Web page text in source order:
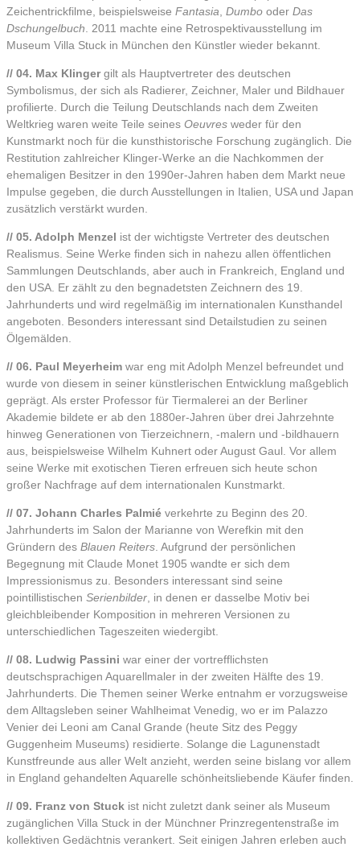
Zeichentrickfilme, beispielsweise Fantasia Dumbo oder Das
Dschungelbuch . 2011 machte eine Retrospektivausstellung im
Museum Villa Stuck in München den Künstler wieder bekannt.
// 04. Max Klingergilt als Hauptvertreter des deutschen
Symbolismus, der sich als Radierer, Zeichner, Maler und Bildhauer
profilierte. Durch die Teilung Deutschlands nach dem Zweiten
Weltkrieg waren weite Teile seines Oeuvres weder für den
Kunstmarkt noch für die kunsthistorische Forschung zugänglich. Die
Restitution zahlreicher Klinger-Werke an die Nachkommen der
ehemaligen Besitzer in den 1990er-Jahren haben dem Markt neue
Impulse gegeben, die durch Ausstellungen in Italien, USA und Japan
zusätzlich verstärkt wurden.
// 05. Adolph Menzel ist der wichtigste Vertreter des deutschen
Realismus. Seine Werke finden sich in nahezu allen öffentlichen
Sammlungen Deutschlands, aber auch in Frankreich, England und
den USA. Er zählt zu den begnadetsten Zeichnern des 19.
Jahrhunderts und wird regelmäßig im internationalen Kunsthandel
angeboten. Besonders interessant sind Detailstudien zu seinen
Ölgemälden.
// 06. Paul Meyerheim war eng mit Adolph Menzel befreundet und
wurde von diesem in seiner künstlerischen Entwicklung maßgeblich
geprägt. Als erster Professor für Tiermalerei an der Berliner
Akademie bildete er ab den 1880er-Jahren über drei Jahrzehnte
hinweg Generationen von Tierzeichnern, -malern und -bildhauern
aus, beispielsweise Wilhelm Kuhnert oder August Gaul. Vor allem
seine Werke mit exotischen Tieren erfreuen sich heute schon
großer Nachfrage auf dem internationalen Kunstmarkt.
// 07. Johann Charles Palmié verkehrte zu Beginn des 20.
Jahrhunderts im Salon der Marianne von Werefkin mit den
Gründern des Blauen Reiters . Aufgrund der persönlichen
Begegnung mit Claude Monet 1905 wandte er sich dem
Impressionismus zu. Besonders interessant sind seine
pointillistischen Serienbilder , in denen er dasselbe Motiv bei
gleichbleibender Komposition in mehreren Versionen zu
unterschiedlichen Tageszeiten wiedergibt.
// 08. Ludwig Passini war einer der vortrefflichsten
deutschsprachigen Aquarellmaler in der zweiten Hälfte des 19.
Jahrhunderts. Die Themen seiner Werke entnahm er vorzugsweise
dem Alltagsleben seiner Wahlheimat Venedig, wo er im Palazzo
Venier dei Leoni am Canal Grande (heute Sitz des Peggy
Guggenheim Museums) residierte. Solange die Lagunenstadt
Kunstfreunde aus aller Welt anzieht, werden seine bislang vor allem
in England gehandelten Aquarelle schönheitsliebende Käufer finden.
// 09. Franz von Stuck ist nicht zuletzt dank seiner als Museum
zugänglichen Villa Stuck in der Münchner Prinzregentenstraße im
kollektiven Gedächtnis verankert. Seit einigen Jahren erleben auch